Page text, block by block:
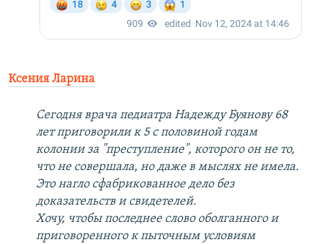
Ксения Ларина
Сегодня врача педиатра Надежду Буянову 68
лет приговорили к 5 с половиной годам
колонии за "преступление", которого он не то,
что не совершала, но даже в мыслях не имела.
Это нагло сфабрикованное дело без
доказательств и свидетелей.
Хочу, чтобы последнее слово оболганного и
приговоренного к пыточным условиям